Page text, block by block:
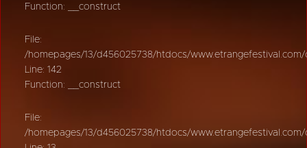
Function: __construct
File:
/homepages/13/d456025738/htdocs/
Line: 142
Function: __construct
File:
/homepages/13/d456025738/htdocs/